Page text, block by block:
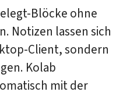
Blöcke ohne
Notizen lassen sich
Client, sondern
Kolab
mit der